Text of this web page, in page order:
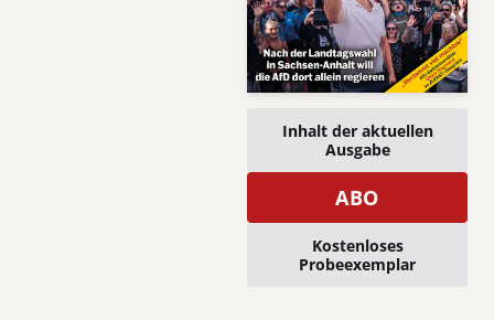
Inhalt der aktuellen
Ausgabe
ABO
Kostenloses
Probeexemplar